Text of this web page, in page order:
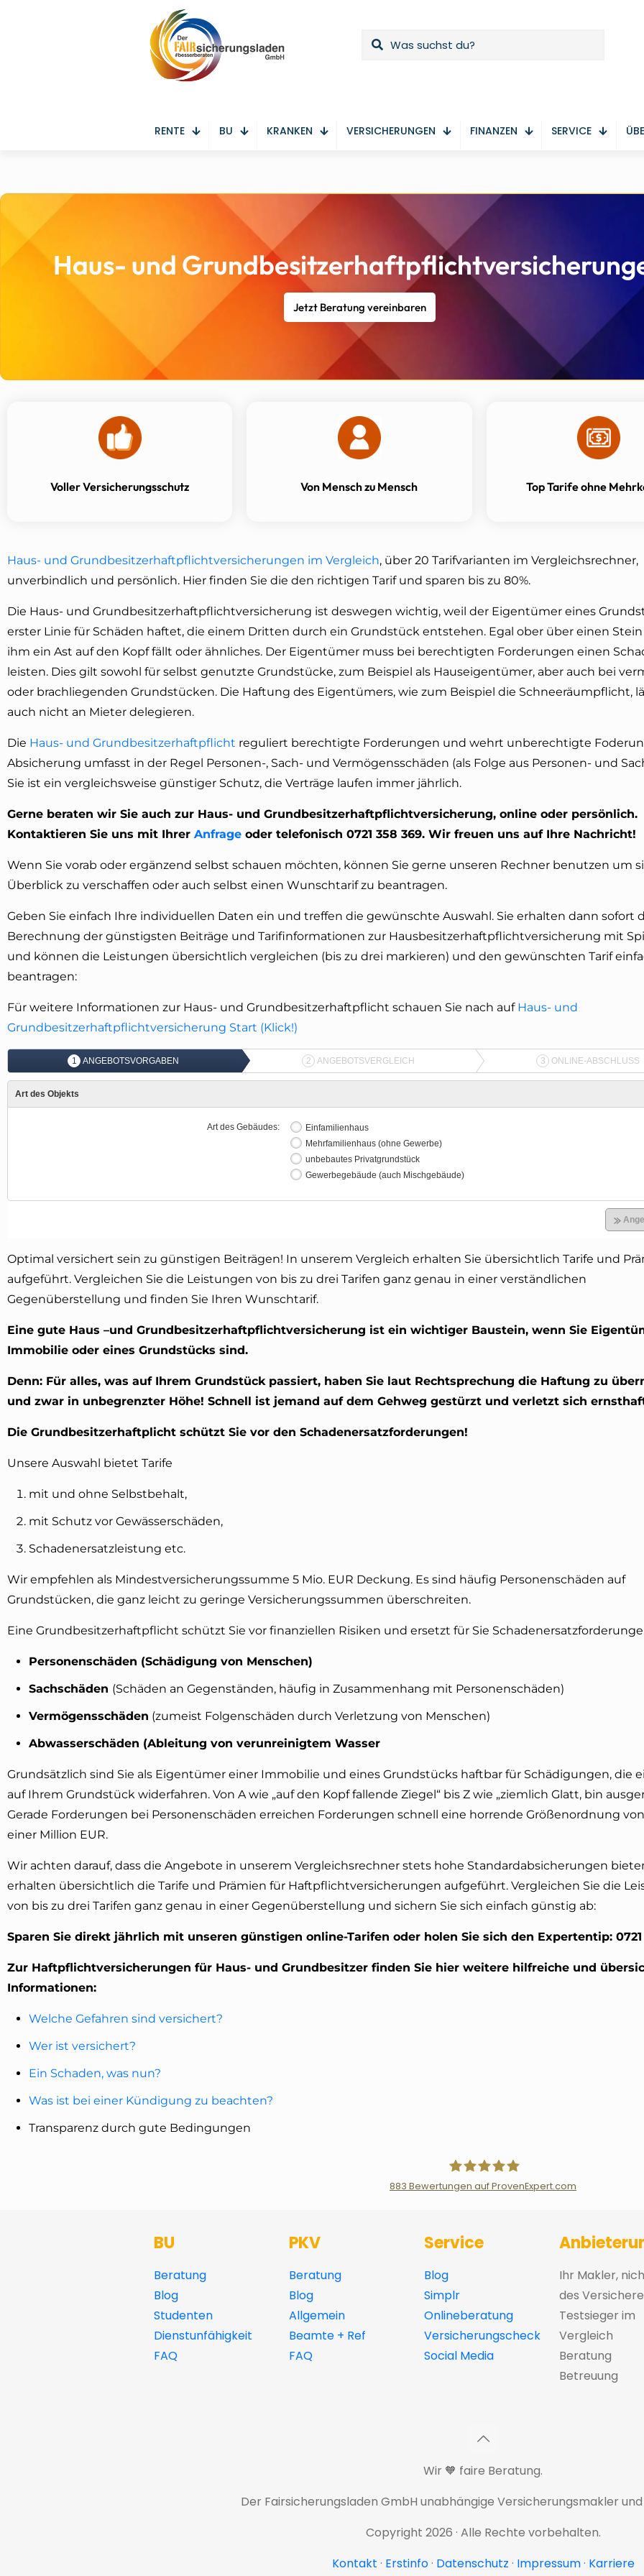
RENTE BU KRANKEN VERSICHERUNGEN FINANZEN SERVICE
Haus- und
Jetzt Beratung vereinbaren
Voller Versicherungsschutz Von Mensch zu Mensch Top Tarife ohne
Haus- und Grundbesitzerhaftpflichtversicherungen im Vergleich, über 20 Tarifvarianten im Vergleichsrechner,
unverbindlich und persönlich. Hier finden Sie die den richtigen Tarif und sparen bis zu 80%.
Die Haus- und Grundbesitzerhaftpflichtversicherung ist deswegen wichtig, weil der Eigentümer eines
erster Linie für Schäden haftet, die einem Dritten durch ein Grundstück entstehen. Egal ober über einen
ihm ein Ast auf den Kopf fällt oder ähnliches. Der Eigentümer muss bei berechtigten Forderungen einen
leisten. Dies gilt sowohl für selbst genutzte Grundstücke, zum Beispiel als Hauseigentümer, aber auch bei
oder brachliegenden Grundstücken. Die Haftung des Eigentümers, wie zum Beispiel die Schneeräumpflicht,
auch nicht an Mieter delegieren.
Die Haus- und Grundbesitzerhaftpflicht reguliert berechtigte Forderungen und wehrt unberechtigte
Absicherung umfasst in der Regel Personen-, Sach- und Vermögensschäden (als Folge aus Personen- und
Sie ist ein vergleichsweise günstiger Schutz, die Verträge laufen immer jährlich.
Gerne beraten wir Sie auch zur Haus- und Grundbesitzerhaftpflichtversicherung, online oder persönlich.
Kontaktieren Sie uns mit Ihrer Anfrage oder telefonisch 0721 358 369. Wir freuen uns auf Ihre Nachricht!
Wenn Sie vorab oder ergänzend selbst schauen möchten, können Sie gerne unseren Rechner benutzen um
Überblick zu verschaffen oder auch selbst einen Wunschtarif zu beantragen.
Geben Sie einfach Ihre individuellen Daten ein und treffen die gewünschte Auswahl. Sie erhalten dann sofort
Berechnung der günstigsten Beiträge und Tarifinformationen zur Hausbesitzerhaftpflichtversicherung mit
und können die Leistungen übersichtlich vergleichen (bis zu drei markieren) und den gewünschten Tarif
beantragen:
Für weitere Informationen zur Haus- und Grundbesitzerhaftpflicht schauen Sie nach auf Haus- und
Grundbesitzerhaftpflichtversicherung Start (Klick!)
Optimal versichert sein zu günstigen Beiträgen! In unserem Vergleich erhalten Sie übersichtlich Tarife und
aufgeführt. Vergleichen Sie die Leistungen von bis zu drei Tarifen ganz genau in einer verständlichen
Gegenüberstellung und finden Sie Ihren Wunschtarif.
Eine gute Haus –und Grundbesitzerhaftpflichtversicherung ist ein wichtiger Baustein, wenn Sie
Immobilie oder eines Grundstücks sind.
Denn: Für alles, was auf Ihrem Grundstück passiert, haben Sie laut Rechtsprechung die Haftung zu
und zwar in unbegrenzter Höhe! Schnell ist jemand auf dem Gehweg gestürzt und verletzt sich
Die Grundbesitzerhaftplicht schützt Sie vor den Schadenersatzforderungen!
Unsere Auswahl bietet Tarife
mit und ohne Selbstbehalt,
mit Schutz vor Gewässerschäden,
Schadenersatzleistung etc.
Wir empfehlen als Mindestversicherungssumme 5 Mio. EUR Deckung. Es sind häufig Personenschäden auf
Grundstücken, die ganz leicht zu geringe Versicherungssummen überschreiten.
Eine Grundbesitzerhaftpflicht schützt Sie vor finanziellen Risiken und ersetzt für Sie
Personenschäden (Schädigung von Menschen)
Sachschäden (Schäden an Gegenständen, häufig in Zusammenhang mit Personenschäden)
Vermögensschäden (zumeist Folgenschäden durch Verletzung von Menschen)
Abwasserschäden (Ableitung von verunreinigtem Wasser
Grundsätzlich sind Sie als Eigentümer einer Immobilie und eines Grundstücks haftbar für Schädigungen, die
auf Ihrem Grundstück widerfahren. Von A wie „auf den Kopf fallende Ziegel“ bis Z wie „ziemlich Glatt, bin
Gerade Forderungen bei Personenschäden erreichen Forderungen schnell eine horrende Größenordnung
einer Million EUR.
Wir achten darauf, dass die Angebote in unserem Vergleichsrechner stets hohe Standardabsicherungen
erhalten übersichtlich die Tarife und Prämien für Haftpflichtversicherungen aufgeführt. Vergleichen Sie die
von bis zu drei Tarifen ganz genau in einer Gegenüberstellung und sichern Sie sich einfach günstig ab:
Sparen Sie direkt jährlich mit unseren günstigen online-Tarifen oder holen Sie sich den Expertentip: 0721
Zur Haftpflichtversicherungen für Haus- und Grundbesitzer finden Sie hier weitere hilfreiche und
Informationen:
Welche Gefahren sind versichert?
Wer ist versichert?
Ein Schaden, was nun?
Was ist bei einer Kündigung zu beachten?
Transparenz durch gute Bedingungen
883 Bewertungen auf ProvenExpert.com
BU
Beratung
Blog
Studenten
Dienstunfähigkeit
FAQ
PKV
Beratung
Blog
Allgemein
Beamte + Ref
FAQ
Service
Blog
Simplr
Onlineberatung
Versicherungscheck
Social Media
Ihr Makler,
des
Testsieger im
Vergleich
Beratung
Betreuung
Wir 🧡 faire Beratung.
Der Fairsicherungsladen GmbH unabhängige Versicherungsmakler
Copyright 2026 · Alle Rechte vorbehalten.
Kontakt · Erstinfo· Datenschutz · Impressum· Karriere